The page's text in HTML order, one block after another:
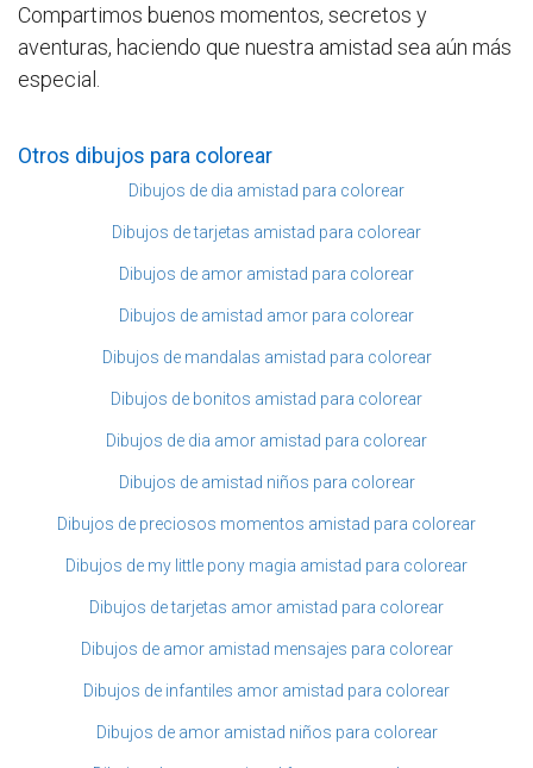
Compartimos buenos momentos, secretos y
aventuras, haciendo que nuestra amistad sea aún más
especial.
Otros dibujos para colorear
Dibujos de dia amistad para colorear
Dibujos de tarjetas amistad para colorear
Dibujos de amor amistad para colorear
Dibujos de amistad amor para colorear
Dibujos de mandalas amistad para colorear
Dibujos de bonitos amistad para colorear
Dibujos de dia amor amistad para colorear
Dibujos de amistad niños para colorear
Dibujos de preciosos momentos amistad para colorear
Dibujos de my little pony magia amistad para colorear
Dibujos de tarjetas amor amistad para colorear
Dibujos de amor amistad mensajes para colorear
Dibujos de infantiles amor amistad para colorear
Dibujos de amor amistad niños para colorear